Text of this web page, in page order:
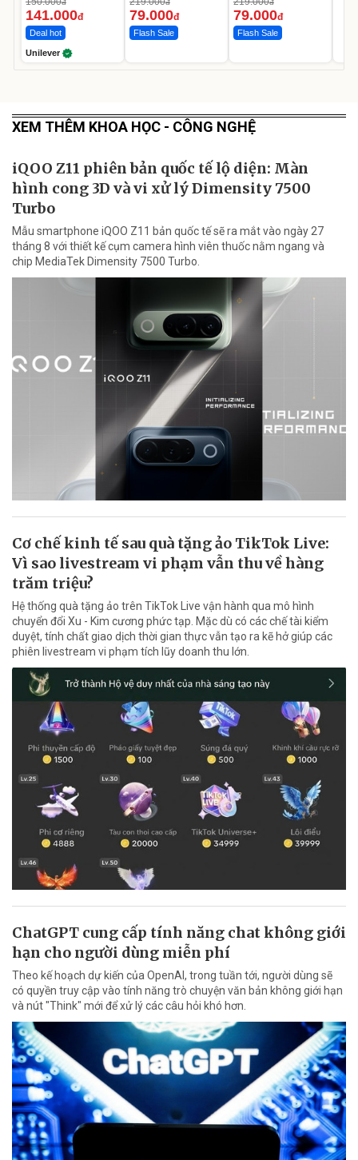
Ngày
đ
141.000đ
Deal hot
Unilever
đ
79.000đ
Flash Sale
đ
79.000đ
Flash Sale
XEM THÊM KHOA HỌC - CÔNG NGHỆ
iQOO Z11 phiên bản quốc tế lộ diện: Màn
hình cong 3D và vi xử lý Dimensity 7500
Turbo
Mẫu smartphone iQOO Z11 bản quốc tế sẽ ra mắt vào ngày 27
tháng 8 với thiết kế cụm camera hình viên thuốc nằm ngang và
chip MediaTek Dimensity 7500 Turbo.
Cơ chế kinh tế sau quà tặng ảo TikTok Live:
Vì sao livestream vi phạm vẫn thu về hàng
trăm triệu?
Hệ thống quà tặng ảo trên TikTok Live vận hành qua mô hình
chuyển đổi Xu - Kim cương phức tạp. Mặc dù có các chế tài kiểm
duyệt, tính chất giao dịch thời gian thực vẫn tạo ra kẽ hở giúp các
phiên livestream vi phạm tích lũy doanh thu lớn.
ChatGPT cung cấp tính năng chat không giới
hạn cho người dùng miễn phí
Theo kế hoạch dự kiến của OpenAI, trong tuần tới, người dùng sẽ
có quyền truy cập vào tính năng trò chuyện văn bản không giới hạn
và nút "Think" mới để xử lý các câu hỏi khó hơn.